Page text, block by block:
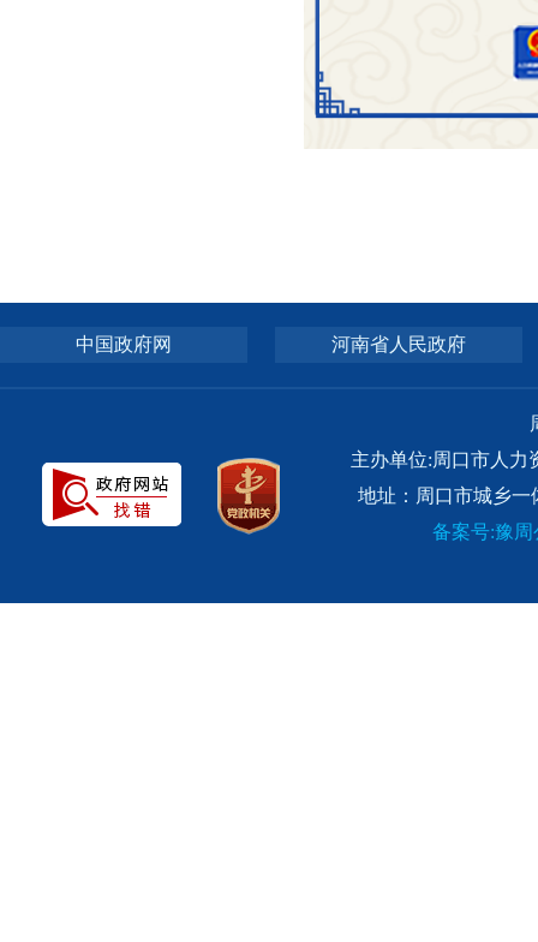
中国政府网 河南省人民政府
主办单位:周口市人
地址：周口市城乡
备案号:豫周